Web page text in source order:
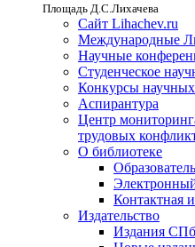
Площадь Д.С.Лихачева
Сайт Lihachev.ru
Международные
Научные
Студенческое
Конкурсы научных
Аспирантура
Центр
трудовых
О библиотеке
Контактная
Издательство
Издания